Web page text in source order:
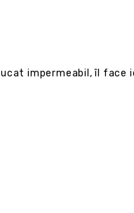
impermeabil, îl face